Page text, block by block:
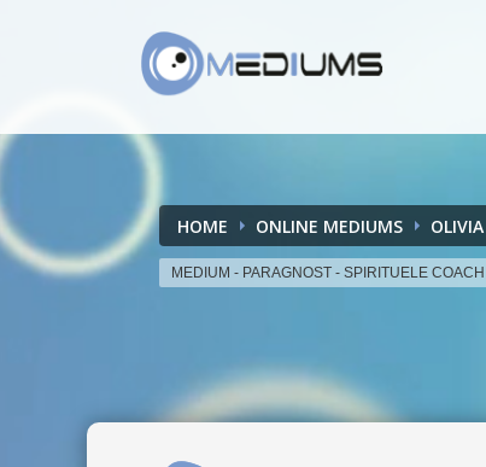
HOME ONLINE MEDIUMS OLIVIA
MEDIUM - PARAGNOST - SPIRITUELE COACH